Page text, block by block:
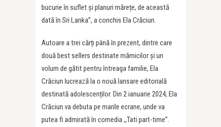
bucurie în suflet și planuri mărețe, de această
dată în Sri Lanka”, a conchis Ela Crăciun.
Autoare a trei cărți până în prezent, dintre care
două best sellers destinate mămicilor și un
volum de gătit pentru întreaga familie, Ela
Crăciun lucrează la o nouă lansare editorială
destinată adolescenților. Din 2 ianuarie 2024, Ela
Crăciun va debuta pe marile ecrane, unde va
putea fi admirată în comedia ,,Tati part-time”.